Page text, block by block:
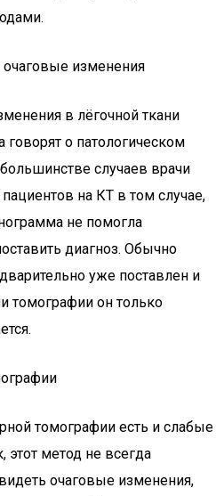
изменения
в лёгочной ткани
говорят о патологическом
случаев врачи
на КТ в том случае,
не помогла
диагноз. Обычно
уже поставлен и
томографии он только
томографии есть и слабые
этот метод не всегда
очаговые изменения,